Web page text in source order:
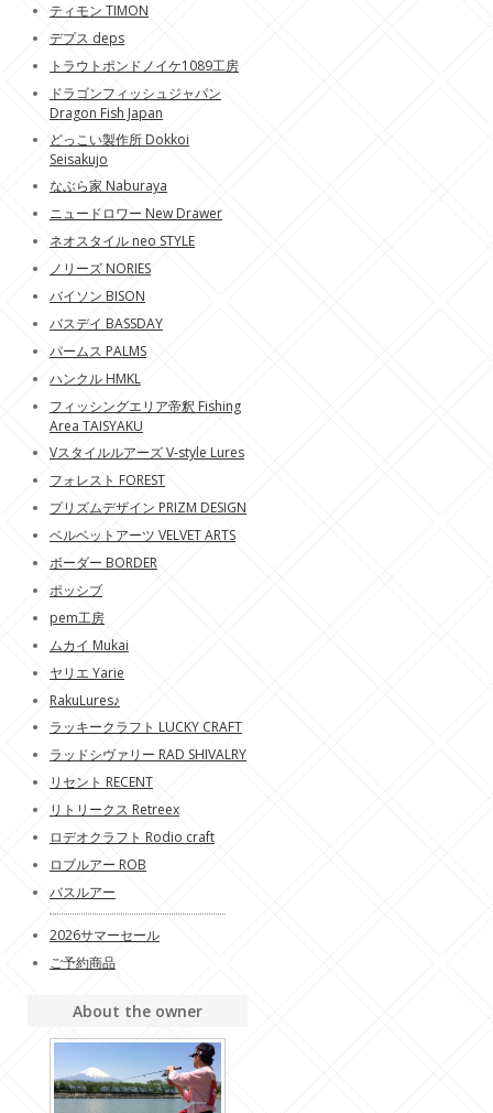
ティモン TIMON
デプス deps
トラウトポンドノイケ1089工房
ドラゴンフィッシュジャパン
Dragon Fish Japan
どっこい製作所 Dokkoi
Seisakujo
なぶら家 Naburaya
ニュードロワー New Drawer
ネオスタイル neo STYLE
ノリーズ NORIES
バイソン BISON
バスデイ BASSDAY
パームス PALMS
ハンクル HMKL
フィッシングエリア帝釈 Fishing
Area TAISYAKU
Vスタイルルアーズ V-style Lures
フォレスト FOREST
プリズムデザイン PRIZM DESIGN
ベルベットアーツ VELVET ARTS
ボーダー BORDER
ポッシブ
pem工房
ムカイ Mukai
ヤリエ Yarie
RakuLures♪
ラッキークラフト LUCKY CRAFT
ラッドシヴァリー RAD SHIVALRY
リセント RECENT
リトリークス Retreex
ロデオクラフト Rodio craft
ロブルアー ROB
バスルアー
2026サマーセール
ご予約商品
About the owner